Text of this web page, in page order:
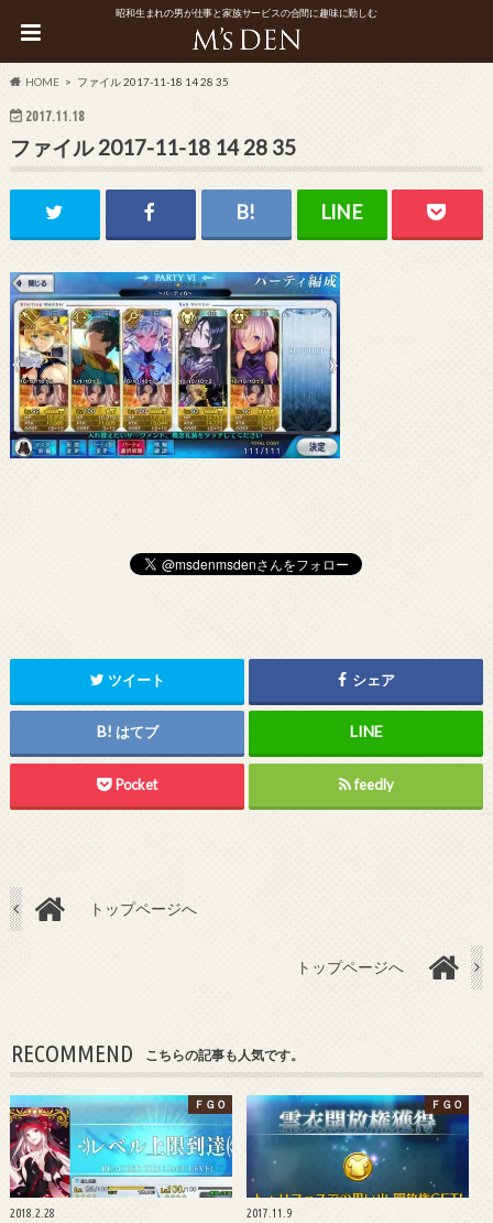
昭和生まれの男が仕事と家族サービスの合間に趣味に勤しむ
HOME ファイル 2017-11-18 14 28 35
2017.11.18
ファイル 2017-11-18 14 28 35
ツイート シェア
はてブ
Pocket feedly
トップページへ
トップページへ
RECOMMEND こちらの記事も人気です。
ＦＧＯ
2018.2.28
ＦＧＯ
2017.11.9